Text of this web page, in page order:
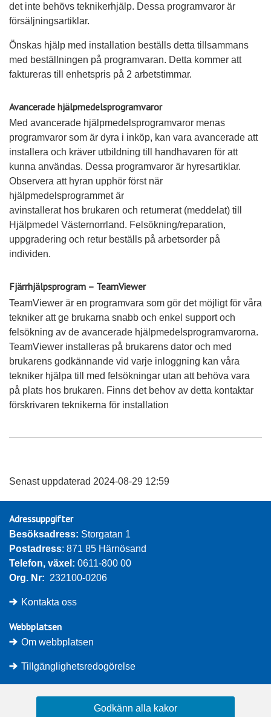
det inte behövs teknikerhjälp. Dessa programvaror är
försäljningsartiklar.
Önskas hjälp med installation beställs detta tillsammans
med beställningen på programvaran. Detta kommer att
faktureras till enhetspris på 2 arbetstimmar.
Avancerade hjälpmedelsprogramvaror
Med avancerade hjälpmedelsprogramvaror menas
programvaror som är dyra i inköp, kan vara avancerade att
installera och kräver utbildning till handhavaren för att
kunna användas. Dessa programvaror är hyresartiklar.
Observera att hyran upphör först när
hjälpmedelsprogrammet är
avinstallerat hos brukaren och returnerat (meddelat) till
Hjälpmedel Västernorrland. Felsökning/reparation,
uppgradering och retur beställs på arbetsorder på
individen.
Fjärrhjälpsprogram – TeamViewer
TeamViewer är en programvara som gör det möjligt för våra
tekniker att ge brukarna snabb och enkel support och
felsökning av de avancerade hjälpmedelsprogramvarorna.
TeamViewer installeras på brukarens dator och med
brukarens godkännande vid varje inloggning kan våra
tekniker hjälpa till med felsökningar utan att behöva vara
på plats hos brukaren. Finns det behov av detta kontaktar
förskrivaren teknikerna för installation
Senast uppdaterad 2024-08-29 12:59
Adressuppgifter
Besöksadress: Storgatan 1
Postadress: 871 85 Härnösand
Telefon, växel: 0611-800 00
Org. Nr: 232100-0206
Kontakta oss
Webbplatsen
Om webbplatsen
Tillgänglighetsredogörelse
Godkänn alla kakor